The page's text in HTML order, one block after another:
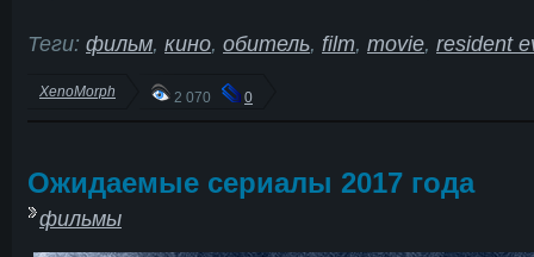
Теги: фильм, кино, обитель, film, movie, resident
XenoMorph 2 070 0
Ожидаемые сериалы 2017 года
фильмы